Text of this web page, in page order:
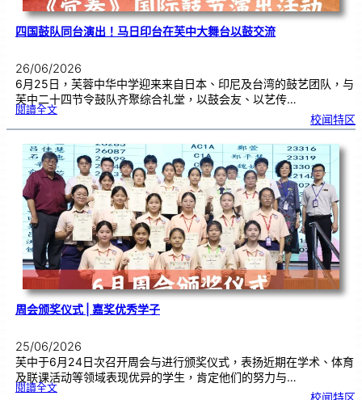
四国鼓队同台演出！马日印台在芙中大舞台以鼓交流
26/06/2026
6月25日，芙蓉中华中学迎来来自日本、印尼及台湾的鼓艺团队，与
芙中二十四节令鼓队齐聚综合礼堂，以鼓会友、以艺传…
閱讀全文:四
队
台
演
出
！
马
日
印
台
在
芙
中
大
舞
台
以
鼓
交
流
校闻特区
周会颁奖仪式 | 嘉奖优秀学子
25/06/2026
芙中于6月24日次召开周会与进行颁奖仪式，表扬近期在学术、体育
及联课活动等领域表现优异的学生，肯定他们的努力与…
閱讀全文:周 校闻特区